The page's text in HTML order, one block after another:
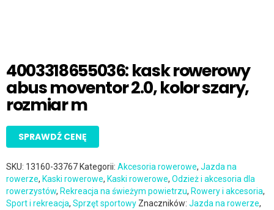
4003318655036: kask rowerowy
abus moventor 2.0, kolor szary,
rozmiar m
SPRAWDŹ CENĘ
SKU: 13160-33767 Kategorii: Akcesoria rowerowe, Jazda na
rowerze, Kaski rowerowe, Kaski rowerowe, Odzież i akcesoria dla
rowerzystów, Rekreacja na świeżym powietrzu, Rowery i akcesoria,
Sport i rekreacja, Sprzęt sportowy Znaczników: Jazda na rowerze,